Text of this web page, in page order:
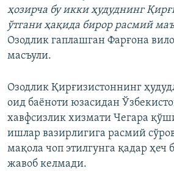
ҳозирча бу икки ҳудуднинг
ўтгани ҳақида бирор расмий
Озодлик гаплашган Фарғона
масъули.
Озодлик Қирғизистоннинг
оид баёноти юзасидан
хавфсизлик хизмати Чегара
ишлар вазирлигига расмий
мақола чоп этилгунга қадар ҳеч
жавоб келмади.